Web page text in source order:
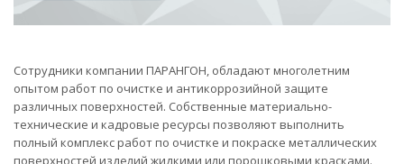
Сотрудники компании ПАРАНГОН, обладают многолетним
опытом работ по очистке и антикоррозийной защите
различных поверхностей. Собственные материально-
технические и кадровые ресурсы позволяют выполнить
полный комплекс работ по очистке и покраске металлических
поверхностей изделий жидкими или порошковыми красками.